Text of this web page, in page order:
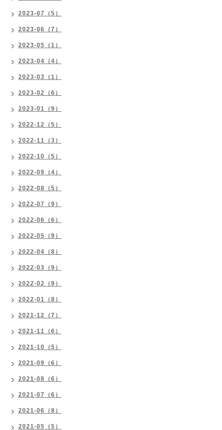
2023-07（5）
2023-06（7）
2023-05（1）
2023-04（4）
2023-03（1）
2023-02（6）
2023-01（9）
2022-12（5）
2022-11（3）
2022-10（5）
2022-09（4）
2022-08（5）
2022-07（9）
2022-06（6）
2022-05（9）
2022-04（8）
2022-03（9）
2022-02（9）
2022-01（8）
2021-12（7）
2021-11（6）
2021-10（5）
2021-09（6）
2021-08（6）
2021-07（6）
2021-06（8）
2021-05（5）